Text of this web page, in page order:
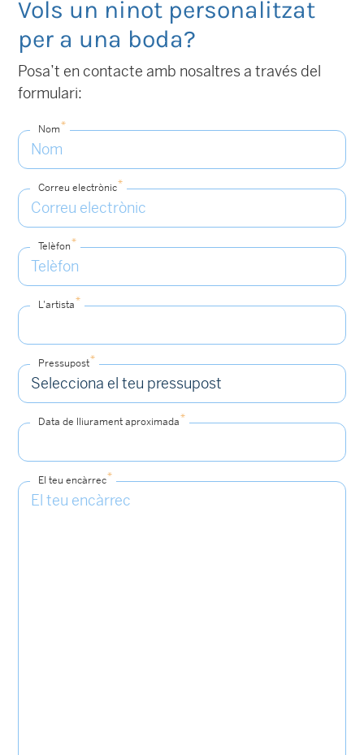
Vols un ninot personalitzat
per a una boda?
Posa’t en contacte amb nosaltres a través del
formulari:
Nom*
Correu electrònic*
Telèfon*
L'artista*
Pressupost*
Data de lliurament aproximada*
El teu encàrrec*